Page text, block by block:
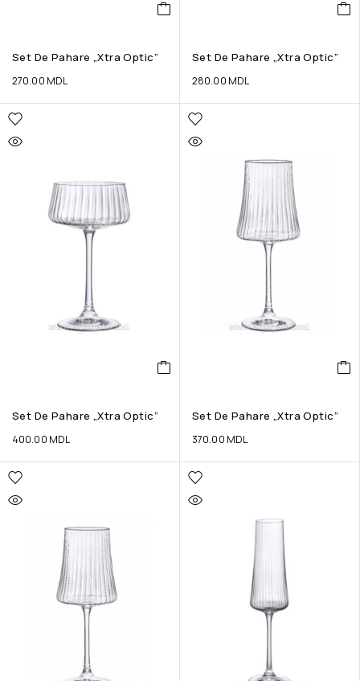
Set De Pahare „Xtra Optic”
270.00 MDL
Set De Pahare „Xtra Optic”
280.00 MDL
Set De Pahare „Xtra Optic”
400.00 MDL
Set De Pahare „Xtra Optic”
370.00 MDL